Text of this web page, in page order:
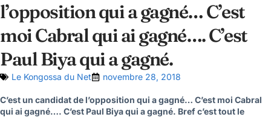
l’opposition qui a gagné… C’est
moi Cabral qui ai gagné…. C’est
Paul Biya qui a gagné.
Le Kongossa du Net novembre 28, 2018
C’est un candidat de l’opposition qui a gagné… C’est moi Cabral
qui ai gagné…. C’est Paul Biya qui a gagné. Bref c’est tout le